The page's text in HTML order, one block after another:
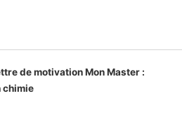
de motivation Mon Master :
chimie